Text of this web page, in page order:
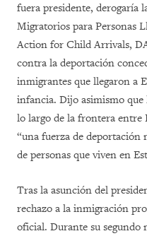
fuera presidente, derogaría
Migratorios para Personas
Action for Child Arrivals,
contra la deportación
inmigrantes que llegaron a
infancia. Dijo asimismo
lo largo de la frontera entre
“una fuerza de deportación
de personas que viven en
Tras la asunción del
rechazo a la inmigración
oficial. Durante su segundo